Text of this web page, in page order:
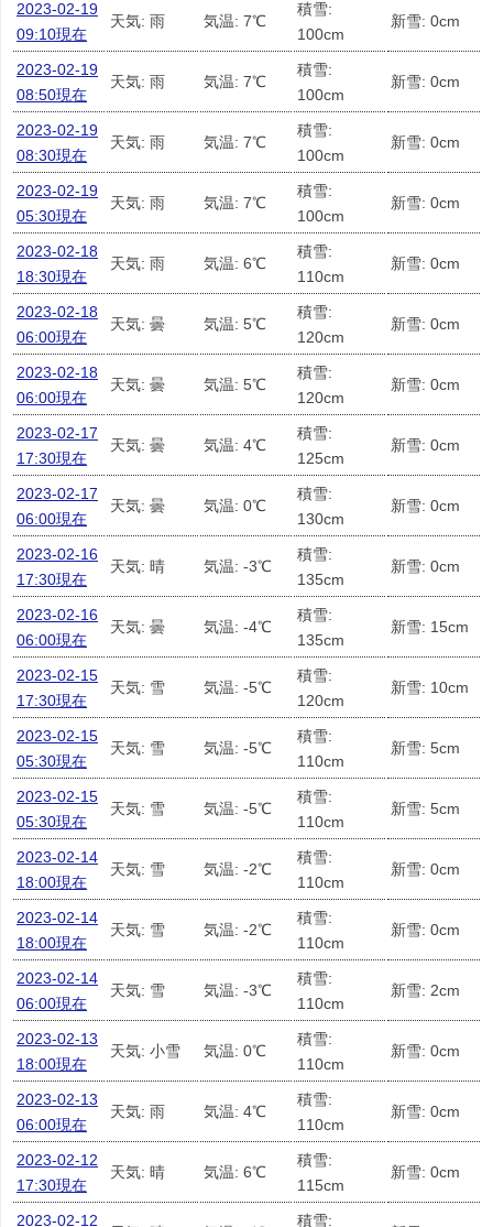
2023-02-19
09:10現在
天気: 雨 気温: 7℃
積雪:
100cm
新雪: 0cm
2023-02-19
08:50現在
天気: 雨 気温: 7℃
積雪:
100cm
新雪: 0cm
2023-02-19
08:30現在
天気: 雨 気温: 7℃
積雪:
100cm
新雪: 0cm
2023-02-19
05:30現在
天気: 雨 気温: 7℃
積雪:
100cm
新雪: 0cm
2023-02-18
18:30現在
天気: 雨 気温: 6℃
積雪:
110cm
新雪: 0cm
2023-02-18
06:00現在
天気: 曇 気温: 5℃
積雪:
120cm
新雪: 0cm
2023-02-18
06:00現在
天気: 曇 気温: 5℃
積雪:
120cm
新雪: 0cm
2023-02-17
17:30現在
天気: 曇 気温: 4℃
積雪:
125cm
新雪: 0cm
2023-02-17
06:00現在
天気: 曇 気温: 0℃
積雪:
130cm
新雪: 0cm
2023-02-16
17:30現在
天気: 晴 気温: -3℃
積雪:
135cm
新雪: 0cm
2023-02-16
06:00現在
天気: 曇 気温: -4℃
積雪:
135cm
新雪: 15cm
2023-02-15
17:30現在
天気: 雪 気温: -5℃
積雪:
120cm
新雪: 10cm
2023-02-15
05:30現在
天気: 雪 気温: -5℃
積雪:
110cm
新雪: 5cm
2023-02-15
05:30現在
天気: 雪 気温: -5℃
積雪:
110cm
新雪: 5cm
2023-02-14
18:00現在
天気: 雪 気温: -2℃
積雪:
110cm
新雪: 0cm
2023-02-14
18:00現在
天気: 雪 気温: -2℃
積雪:
110cm
新雪: 0cm
2023-02-14
06:00現在
天気: 雪 気温: -3℃
積雪:
110cm
新雪: 2cm
2023-02-13
18:00現在
天気: 小雪 気温: 0℃
積雪:
110cm
新雪: 0cm
2023-02-13
06:00現在
天気: 雨 気温: 4℃
積雪:
110cm
新雪: 0cm
2023-02-12
17:30現在
天気: 晴 気温: 6℃
積雪:
115cm
新雪: 0cm
2023-02-12
積雪: